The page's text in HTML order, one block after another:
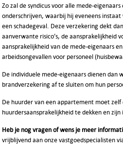
Zo zal de syndicus voor alle mede-
onderschrijven, waarbij hij eveneens
een schadegeval. Deze verzekering dekt
aanverwante risico’s, de aansprakelijkheid
aansprakelijkheid van de mede-eigenaars
arbeidsongevallen voor personeel
De individuele mede-eigenaars dienen dan
brandverzekering af te sluiten om hun
De huurder van een appartement moet
huurdersaansprakelijkheid te dekken en
Heb je nog vragen of wens je meer
vrijblijvend aan onze vastgoedspecialisten